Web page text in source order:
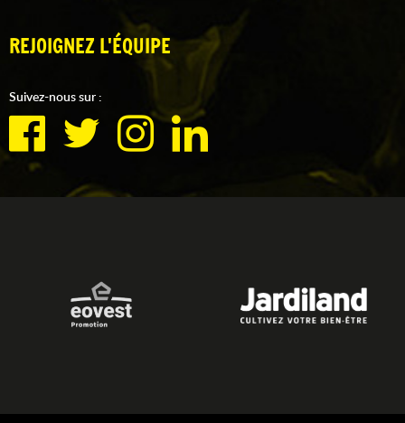
REJOIGNEZ L'ÉQUIPE
Suivez-nous sur :